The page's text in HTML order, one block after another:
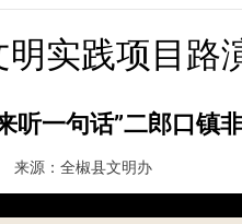
实践项目路
一句话”二郎口镇
来源： 全椒县文明办